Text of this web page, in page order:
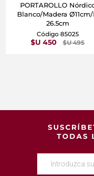
PORTAROLLO
Blanco/Madera Ø11cm/
26.5cm
Código 85025
$U 450 $U 495
TODAS